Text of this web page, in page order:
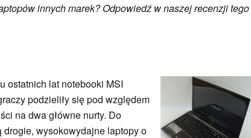
innych marek? Odpowiedź w naszej recenzji tego
ostatnich lat notebooki MSI
podzieliły się pod względem
na dwa główne nurty. Do
wysokowydajne laptopy o